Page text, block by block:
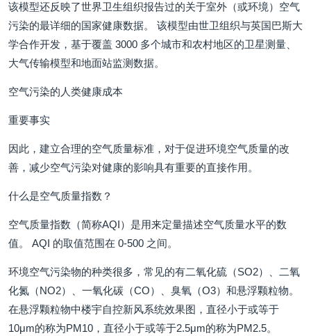
该模型还反映了世界卫生组织报告过的关于室外（或环境）空气
污染的最详细的国家健康数据。 该模型由世卫组织与英国巴斯大
学合作开发，基于覆盖 3000 多个城市和农村地区的卫星测量、
大气传输模型和地面站监测数据。
空气污染的人类健康成本
重要事实
因此，建立合理的空气质量标准，对于促进环境空气质量的改
善，减少空气污染对健康的影响具有重要的直接作用。
什么是空气质量指数？
空气质量指数（简称AQI）是用来定量描述空气质量水平的数
值。 AQI 的取值范围在 0-500 之间。
环境空气污染物的种类很多，常见的有二氧化硫（SO2）、二氧
化氮（NO2）、一氧化碳（CO）、臭氧（O3）和悬浮颗粒物。
在悬浮颗粒物中楼宇自控新风系统效果图，直径小于或等于
10μm的称为PM10，直径小于或等于2.5μm的称为PM2.5。